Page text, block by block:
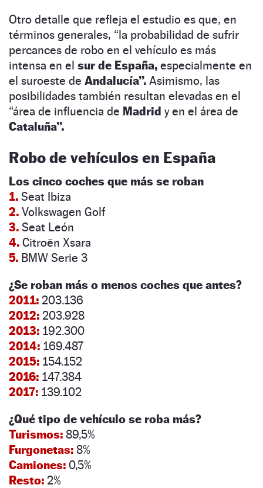
Otro detalle que refleja el estudio es que, en
términos generales, “la probabilidad de sufrir
percances de robo en el vehículo es más
intensa en el sur de España, especialmente en
el suroeste de Andalucía”. Asimismo, las
posibilidades también resultan elevadas en el
“área de influencia de Madrid y en el área de
Cataluña”.
Robo de vehículos en España
Los cinco coches que más se roban
1. Seat Ibiza
2. Volkswagen Golf
3. Seat León
4. Citroën Xsara
5. BMW Serie 3
¿Se roban más o menos coches que antes?
2011: 203.136
2012: 203.928
2013: 192.300
2014: 169.487
2015: 154.152
2016: 147.384
2017: 139.102
¿Qué tipo de vehículo se roba más?
Turismos: 89,5%
Furgonetas: 8%
Camiones: 0,5%
Resto: 2%